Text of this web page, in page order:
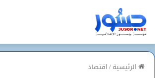
الرئيسية/اقتصاد